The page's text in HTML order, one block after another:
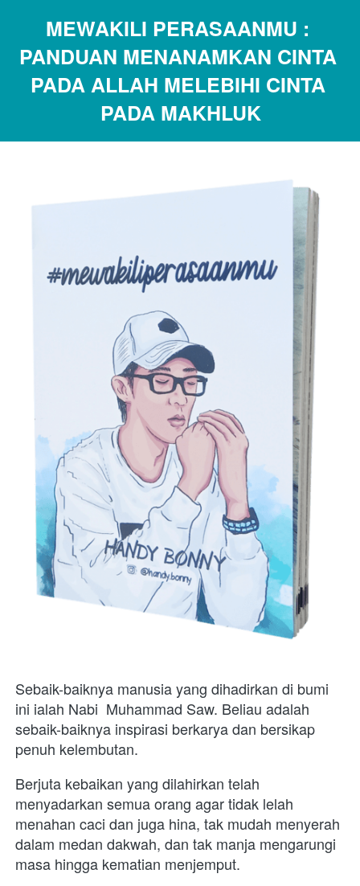
MEWAKILI PERASAANMU :
PANDUAN MENANAMKAN CINTA
PADA ALLAH MELEBIHI CINTA
PADA MAKHLUK
Sebaik-baiknya manusia yang dihadirkan di bumi
ini ialah Nabi  Muhammad Saw. Beliau adalah
sebaik-baiknya inspirasi berkarya dan bersikap
penuh kelembutan.
Berjuta kebaikan yang dilahirkan telah
menyadarkan semua orang agar tidak lelah
menahan caci dan juga hina, tak mudah menyerah
dalam medan dakwah, dan tak manja mengarungi
masa hingga kematian menjemput.